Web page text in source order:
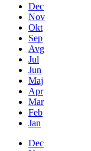
Dec
Nov
Okt
Sep
Avg
Jul
Jun
Maj
Apr
Mar
Feb
Jan
Dec